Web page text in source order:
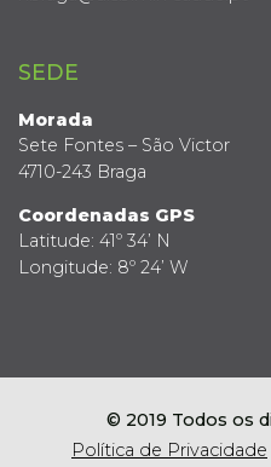
SEDE
Morada
Sete Fontes – São Victor
4710-243 Braga
Coordenadas GPS
Latitude: 41º 34’ N
Longitude: 8º 24’ W
© 2019 Todos os
Política de Privacidade